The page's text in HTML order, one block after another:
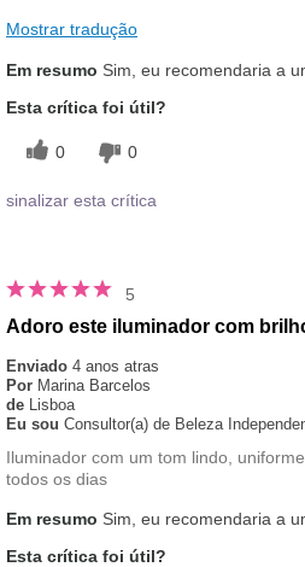
Mostrar tradução
Em resumo Sim, eu recomendaria a
Esta crítica foi útil?
0 0
sinalizar esta crítica
5
Adoro este iluminador com
Enviado 4 anos atras
Por Marina Barcelos
de Lisboa
Eu sou Consultor(a) de Beleza
Iluminador com um tom lindo,
todos os dias
Em resumo Sim, eu recomendaria a
Esta crítica foi útil?